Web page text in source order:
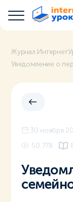
Журнал
Уведомление о
30 ноября
50 778